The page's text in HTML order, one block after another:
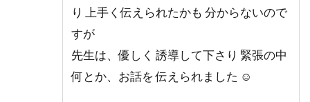
り 上手く伝えられたかも 分からないので
すが
先生は、優しく 誘導して下さり 緊張の中
何とか、お話を 伝えられました ☺️